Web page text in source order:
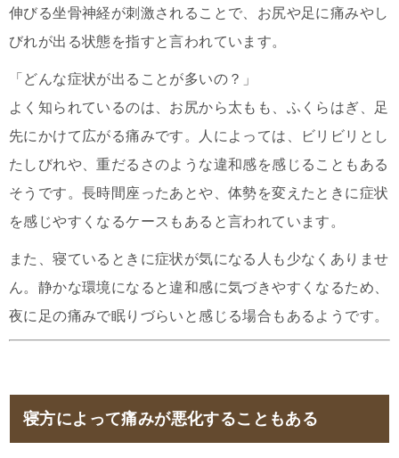
伸びる坐骨神経が刺激されることで、お尻や足に痛みやし
びれが出る状態を指すと言われています。
「どんな症状が出ることが多いの？」
よく知られているのは、お尻から太もも、ふくらはぎ、足
先にかけて広がる痛みです。人によっては、ビリビリとし
たしびれや、重だるさのような違和感を感じることもある
そうです。長時間座ったあとや、体勢を変えたときに症状
を感じやすくなるケースもあると言われています。
また、寝ているときに症状が気になる人も少なくありませ
ん。静かな環境になると違和感に気づきやすくなるため、
夜に足の痛みで眠りづらいと感じる場合もあるようです。
寝方によって痛みが悪化することもある